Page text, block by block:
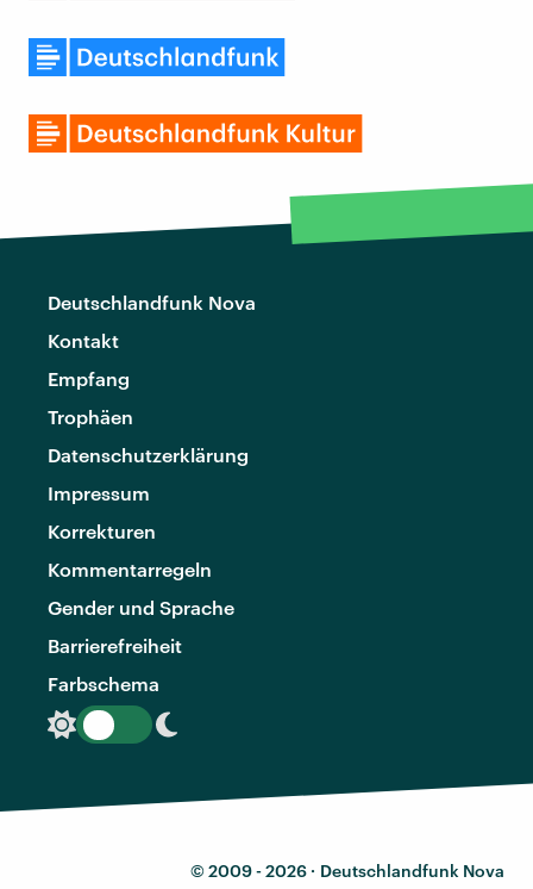
Deutschlandfunk Nova
Kontakt
Empfang
Trophäen
Datenschutzerklärung
Impressum
Korrekturen
Kommentarregeln
Gender und Sprache
Barrierefreiheit
Farbschema
© 2009 - 2026 · Deutschlandfunk Nova